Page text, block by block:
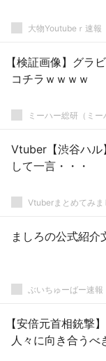
大物Youtubeｒ速報
【検証画像】グラ
コチラｗｗｗｗ
ミーハー総研（ミー
Vtuber【渋谷ハル
して一言・・・
Vtuberまとめてみま
ましろの公式紹介
ぶいちゅーばー速報
【安倍元首相銃撃
人々に向き合うべ